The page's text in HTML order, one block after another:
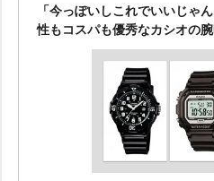
「今っぽいしこれでいいじゃ
性もコスパも優秀なカシオの